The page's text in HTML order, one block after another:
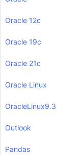
Oracle 12c
Oracle 19c
Oracle 21c
Oracle Linux
OracleLinux9.3
Outlook
Pandas